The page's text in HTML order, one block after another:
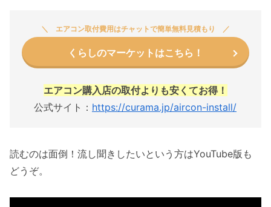
エアコン取付費用はチャットで簡単無料見積もり
くらしのマーケットはこちら！
エアコン購入店の取付よりも安くてお得！
公式サイト： https://curama.jp/aircon-install/
読むのは面倒！流し聞きしたいという方はYouTube版も
どうぞ。